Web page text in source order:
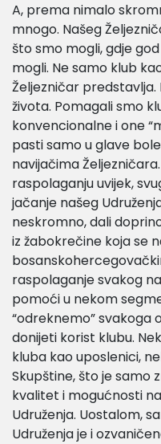
A, prema nimalo
mnogo. Našeg
što smo mogli, gdje
mogli. Ne samo klub
Željezničar predstavlja.
života. Pomagali smo
konvencionalne i one
pasti samo u glave
navijačima
raspolaganju uvijek,
jačanje našeg
neskromno, dali
iz žabokrečine koja se
raspolaganje svakog
pomoći u nekom
“odreknemo” svakoga
donijeti korist klubu.
kluba kao uposlenici,
Skupštine, što je samo
kvalitet i mogućnosti
Udruženja. Uostalom,
Udruženja je i